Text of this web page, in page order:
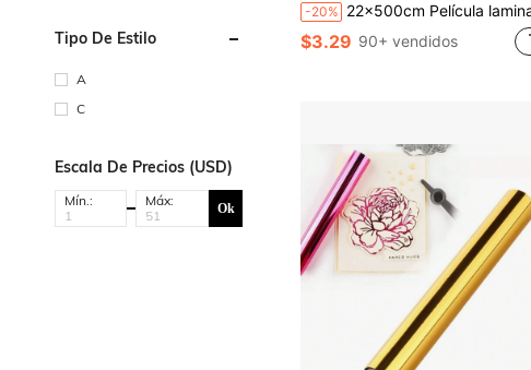
Tipo De Estilo
A
C
Escala De Precios (USD)
Mín.: Máx: Ok
-20% 22x500cm Película laminada holográfica BOPP; Película laminadora transparente, resistente al agua y a los arañazos, adecuada para productos de papel hechos a mano, laminación en caliente resistente al
$3.29 90+ vendidos